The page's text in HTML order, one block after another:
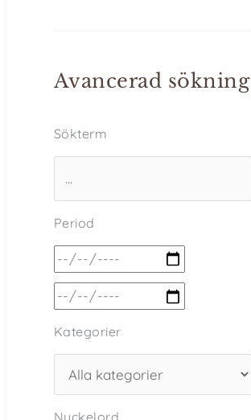
Avancerad sökning
Sökterm
Period
Kategorier
Nyckelord